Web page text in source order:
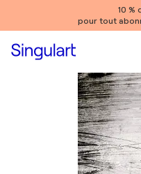
10 %
pour tout